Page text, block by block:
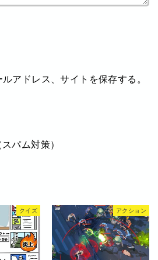
アドレス、サイトを保存する。
パム対策）
クイズ アクション